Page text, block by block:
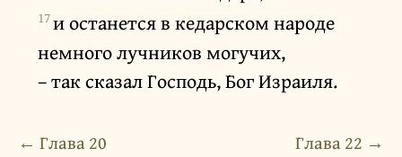
17и останется в кедарском народе
немного лучников могучих,
– так сказал Господь, Бог Израиля.
← Глава 20 Глава 22 →